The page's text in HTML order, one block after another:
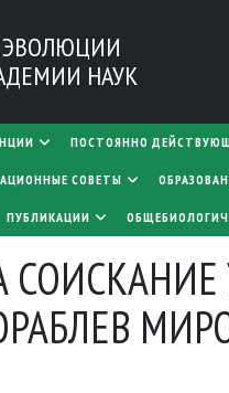
НАУК
ПОСТОЯННО
СОВЕТЫ
ПУБЛИКАЦИИ